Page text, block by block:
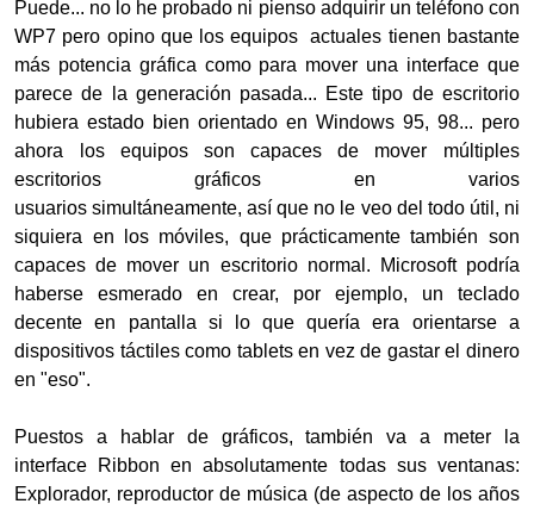
Puede... no lo he probado ni pienso adquirir un teléfono con
WP7 pero opino que los equipos actuales tienen bastante
más potencia gráfica como para mover una interface que
parece de la generación pasada... Este tipo de escritorio
hubiera estado bien orientado en Windows 95, 98... pero
ahora los equipos son capaces de mover múltiples
escritorios gráficos en varios
usuarios simultáneamente, así que no le veo del todo útil, ni
siquiera en los móviles, que prácticamente también son
capaces de mover un escritorio normal. Microsoft podría
haberse esmerado en crear, por ejemplo, un teclado
decente en pantalla si lo que quería era orientarse a
dispositivos táctiles como tablets en vez de gastar el dinero
en "eso".
Puestos a hablar de gráficos, también va a meter la
interface Ribbon en absolutamente todas sus ventanas:
Explorador, reproductor de música (de aspecto de los años